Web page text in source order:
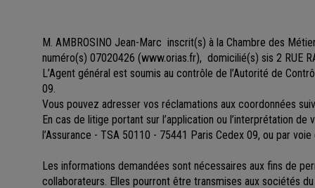
M. AMBROSINO Jean-Marc inscrit(s) à la Chambre des
numéro(s) 07020426 (www.orias.fr), domicilié(s) sis 2 RUE
L’Agent général est soumis au contrôle de l’Autorité de
09.
Vous pouvez adresser vos réclamations aux coordonnées
En cas de litige portant sur l’application ou l’interprétation
l’Assurance - TSA 50110 - 75441 Paris Cedex 09, ou par
Les informations demandées sont nécessaires aux fins de
collaborateurs. Elles pourront être transmises aux sociétés du